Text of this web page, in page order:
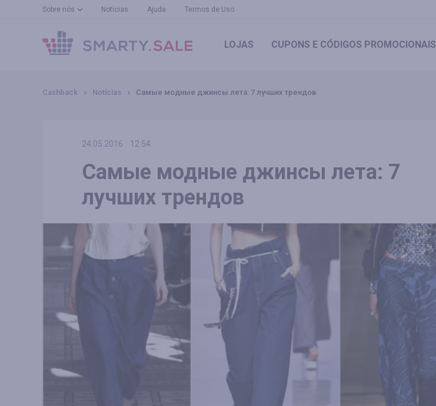
Sobre nós Notícias Ajuda Termos de Uso
LOJAS CUPONS E CÓDIGOS PROMOCIONAIS
Cashback Notícias Самые модные джинсы лета: 7 лучших трендов
24.05.2016 12:54
Самые модные джинсы лета: 7
лучших трендов